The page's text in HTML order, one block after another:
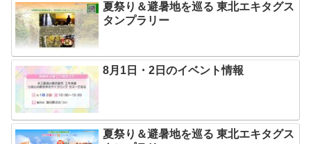
夏祭り＆避暑地を巡る 東北エキタグス
タンプラリー
8月1日・2日のイベント情報
夏祭り＆避暑地を巡る 東北エキタグス